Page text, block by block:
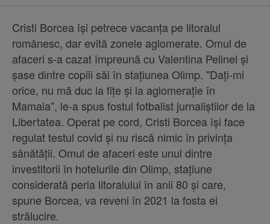
Cristi Borcea îşi petrece vacanţa pe litoralul
românesc, dar evită zonele aglomerate. Omul de
afaceri s-a cazat împreună cu Valentina Pelinel şi
şase dintre copiii săi în staţiunea Olimp. ''Daţi-mi
orice, nu mă duc la fiţe şi la aglomeraţie în
Mamaia'', le-a spus fostul fotbalist jurnaliştilor de la
Libertatea. Operat pe cord, Cristi Borcea îşi face
regulat testul covid şi nu riscă nimic în privinţa
sănătăţii. Omul de afaceri este unul dintre
investitorii în hotelurile din Olimp, staţiune
considerată perla litoralului în anii 80 şi care,
spune Borcea, va reveni în 2021 la fosta ei
strălucire.